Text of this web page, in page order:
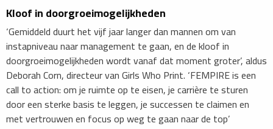
Kloof in doorgroeimogelijkheden
​‘Gemiddeld duurt het vijf jaar langer dan mannen om van
instapniveau naar management te gaan, en de kloof in
doorgroeimogelijkheden wordt vanaf dat moment groter’, aldus
Deborah Corn, directeur van Girls Who Print. ‘FEMPIRE is een
call to action: om je ruimte op te eisen, je carrière te sturen
door een sterke basis te leggen, je successen te claimen en
met vertrouwen en focus op weg te gaan naar de top’